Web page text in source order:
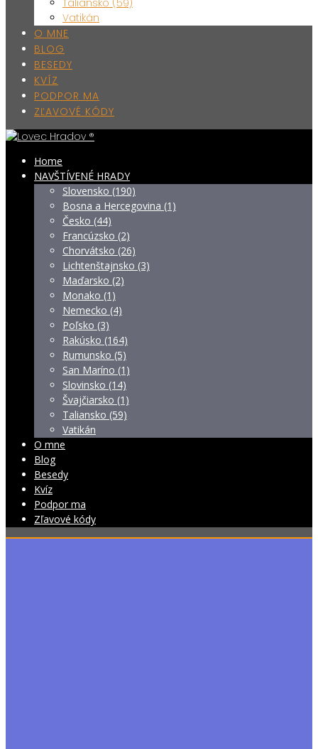
Taliansko (59)
Vatikán
O MNE
BLOG
BESEDY
KVÍZ
PODPOR MA
ZĽAVOVÉ KÓDY
Home
NAVŠTÍVENÉ HRADY
Slovensko (190)
Bosna a Hercegovina (1)
Česko (44)
Francúzsko (2)
Chorvátsko (26)
Lichtenštajnsko (3)
Maďarsko (2)
Monako (1)
Nemecko (4)
Poľsko (3)
Rakúsko (164)
Rumunsko (5)
San Maríno (1)
Slovinsko (14)
Švajčiarsko (1)
Taliansko (59)
Vatikán
O mne
Blog
Besedy
Kvíz
Podpor ma
Zľavové kódy